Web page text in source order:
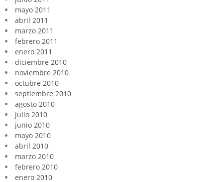
mayo 2011
abril 2011
marzo 2011
febrero 2011
enero 2011
diciembre 2010
noviembre 2010
octubre 2010
septiembre 2010
agosto 2010
julio 2010
junio 2010
mayo 2010
abril 2010
marzo 2010
febrero 2010
enero 2010